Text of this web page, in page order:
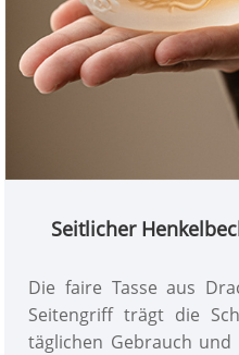
Seitlicher
Die faire Tasse aus
Seitengriff trägt die
täglichen Gebrauch